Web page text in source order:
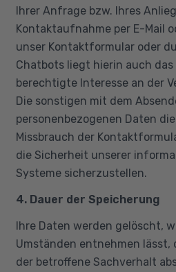
Ihrer Anfrage bzw. Ihres
Kontaktaufnahme per E-Mail
unser Kontaktformular oder
Chatbots liegt hierin auch
berechtigte Interesse an der
Die sonstigen mit dem
personenbezogenen Daten
Missbrauch der
die Sicherheit unserer
Systeme sicherzustellen.
4. Dauer der Speicherung
Ihre Daten werden gelöscht,
Umständen entnehmen lässt,
der betroffene Sachverhalt